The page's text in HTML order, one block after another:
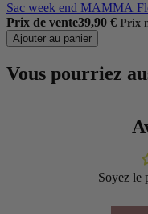
Sac week end MAMMA
Prix de vente39,90 € Prix
Ajouter au panier
Vous pourriez
Soyez le